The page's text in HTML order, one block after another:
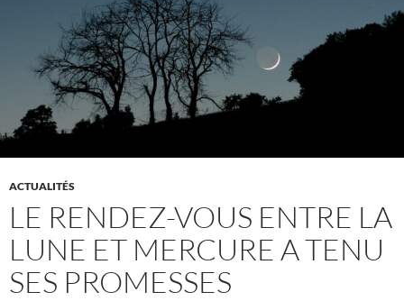
ACTUALITÉS
LE RENDEZ-VOUS ENTRE LA
LUNE ET MERCURE A TENU
SES PROMESSES